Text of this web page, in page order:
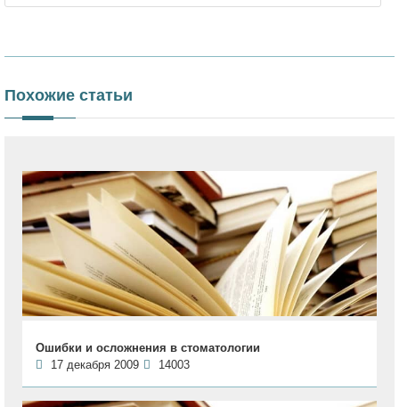
Похожие статьи
Ошибки и осложнения в стоматологии
17 декабря 2009
14003